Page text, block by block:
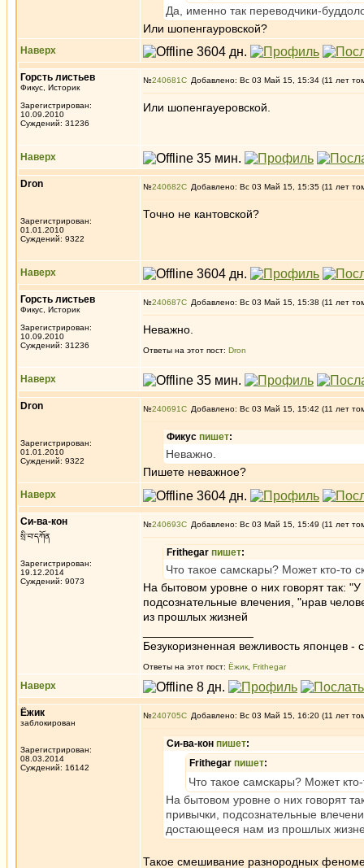
Да, именно так переводчики-
Или шопенгауровской?
Наверх
Горсть листьев
Фикус, Историк
Зарегистрирован:
10.09.2010
Суждений: 31236
№240681 Добавлено: Вс 03 Май 15, 15:34 (11 лет
Или шопенгауеровской.
Наверх
Dron
Зарегистрирован:
01.01.2010
Суждений: 9322
№240682 Добавлено: Вс 03 Май 15, 15:35 (11 лет
Точно не кантовской?
Наверх
Горсть листьев
Фикус, Историк
Зарегистрирован:
10.09.2010
Суждений: 31236
№240687 Добавлено: Вс 03 Май 15, 15:38 (11 лет
Неважно.
Ответы на этот пост: Dron
Наверх
Dron
Зарегистрирован:
01.01.2010
Суждений: 9322
№240691 Добавлено: Вс 03 Май 15, 15:42 (11 лет
Фикус пишет:
Неважно.
Пишете неважное?
Наверх
Си-ва-кон
སྲི་བ་དཀོན
Зарегистрирован:
19.12.2014
Суждений: 9073
№240693 Добавлено: Вс 03 Май 15, 15:49 (11 лет
Frithegar пишет:
Что такое самскары? Может кто-то
На бытовом уровне о них говорят так:
подсознательные влечения, "нрав
из прошлых жизней
Безукоризненная вежливость японцев -
Ответы на этот пост: Ёжик Frithegar
Наверх
Ёжик
заблокирован
Зарегистрирован:
08.03.2014
Суждений: 16142
№240705 Добавлено: Вс 03 Май 15, 16:20 (11 лет
Си-ва-кон пишет:
Frithegar пишет:
Что такое самскары? Может
На бытовом уровне о них говорят
привычки, подсознательные
достающееся нам из прошлых
Такое смешивание разнородных